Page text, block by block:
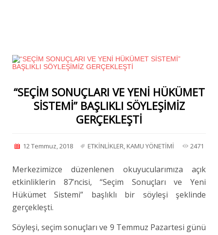
“SEÇİM SONUÇLARI VE YENİ HÜKÜMET
SİSTEMİ” BAŞLIKLI SÖYLEŞİMİZ
GERÇEKLEŞTİ
12 Temmuz, 2018 ETKİNLİKLER KAMU YÖNETİMİ 2471
Merkezimizce düzenlenen okuyucularımıza açık
etkinliklerin 87’ncisi, “Seçim Sonuçları ve Yeni
Hükümet Sistemi” başlıklı bir söyleşi şeklinde
gerçekleşti.
Söyleşi, seçim sonuçları ve 9 Temmuz Pazartesi günü